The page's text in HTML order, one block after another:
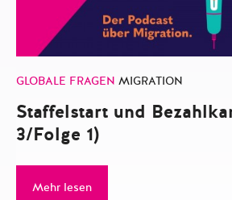
GLOBALE FRAGEN MIGRATION
Staffelstart und
3/Folge 1)
Mehr lesen